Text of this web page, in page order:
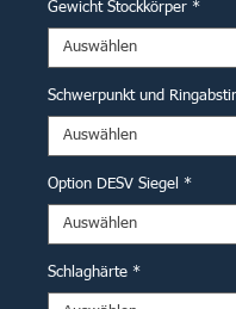
Gewicht Stockkörper *
Schwerpunkt und
Option DESV Siegel *
Schlaghärte *